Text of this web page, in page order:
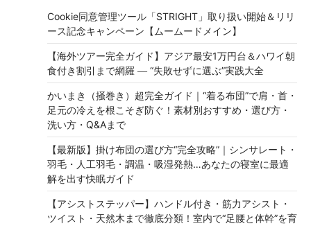
Cookie同意管理ツール「STRIGHT」取り扱い開始＆リリ
ース記念キャンペーン【ムームードメイン】
【海外ツアー完全ガイド】アジア最安1万円台＆ハワイ朝
食付き割引まで網羅 ― “失敗せずに選ぶ”実践大全
かいまき（掻巻き）超完全ガイド｜“着る布団”で肩・首・
足元の冷えを根こそぎ防ぐ！素材別おすすめ・選び方・
洗い方・Q&Aまで
【最新版】掛け布団の選び方“完全攻略”｜シンサレート・
羽毛・人工羽毛・調温・吸湿発熱…あなたの寝室に最適
解を出す快眠ガイド
【アシストステッパー】ハンドル付き・筋力アシスト・
ツイスト・天然木まで徹底分類！室内で“足腰と体幹”を育